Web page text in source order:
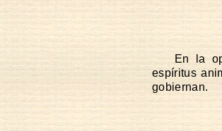
En la
espíritus
gobiernan.